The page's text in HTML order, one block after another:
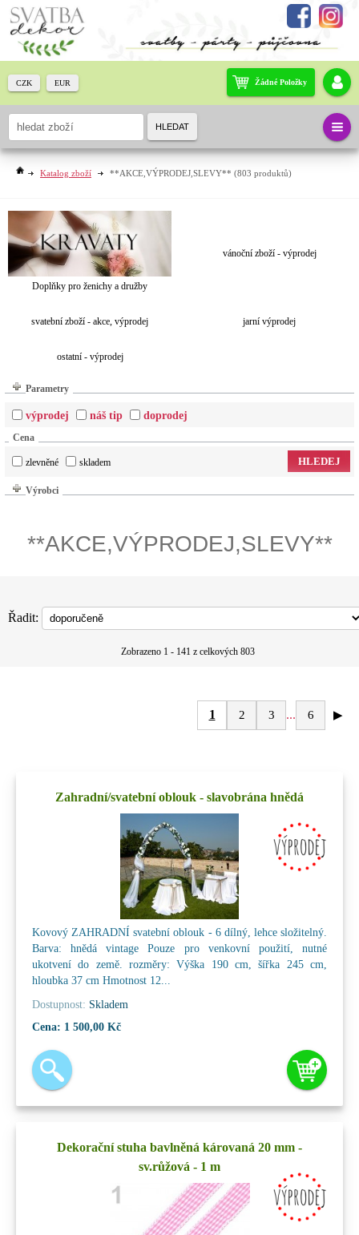
Katalog zboží **AKCE,VÝPRODEJ,SLEVY** (803 produktů)
Doplňky pro ženichy a družby
vánoční zboží - výprodej
svatební zboží - akce, výprodej jarní výprodej
ostatní - výprodej
Parametry
výprodej náš tip doprodej
Cena
zlevněné skladem HLEDEJ
Výrobci
**AKCE,VÝPRODEJ,SLEVY**
Řadit:
Zobrazeno 1 - 141 z celkových 803
1 2 3 ... 6 ▶
Zahradní/svatební oblouk - slavobrána hnědá
Kovový ZAHRADNÍ svatební oblouk - 6 dílný, lehce složitelný.
Barva: hnědá vintage Pouze pro venkovní použití, nutné
ukotvení do země. rozměry: Výška 190 cm, šířka 245 cm,
hloubka 37 cm Hmotnost 12...
Dostupnost: Skladem
Cena: 1 500,00 Kč
Dekorační stuha bavlněná károvaná 20 mm -
sv.růžová - 1 m
Žádné Položky
CZK EUR
HLEDAT